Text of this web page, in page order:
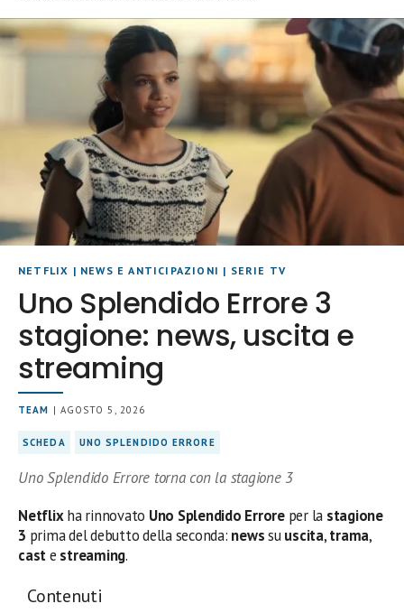
NETFLIX | NEWS E ANTICIPAZIONI | SERIE TV
Uno Splendido Errore 3
stagione: news, uscita e
streaming
TEAM | AGOSTO 5, 2026
SCHEDA UNO SPLENDIDO ERRORE
Uno Splendido Errore torna con la stagione 3
Netflixha rinnovato Uno Splendido Erroreper la stagione
3 prima del debutto della seconda: newssuuscita,trama,
caste streaming.
Contenuti